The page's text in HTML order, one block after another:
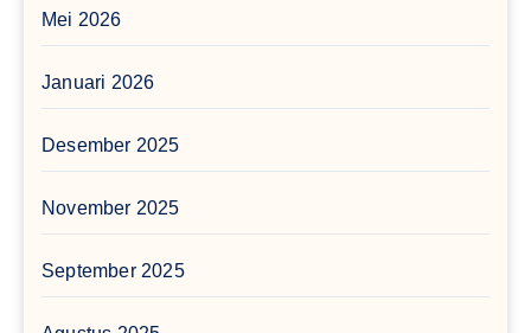
Mei 2026
Januari 2026
Desember 2025
November 2025
September 2025